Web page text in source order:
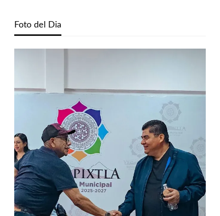
Foto del Dia